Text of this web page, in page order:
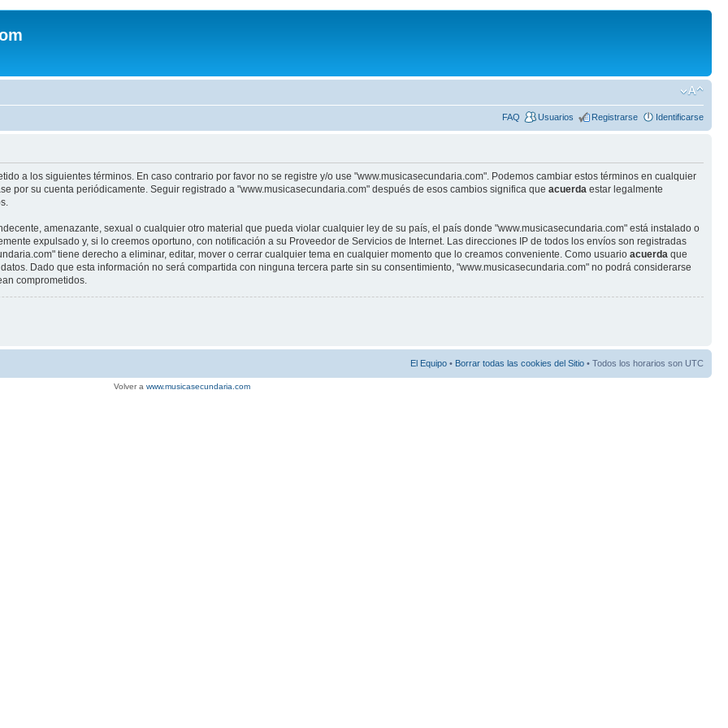
FAQ Usuarios Registrarse Identificarse
a los siguientes términos. En caso contrario por favor no se registre y/o use "www.musicasecundaria.com". Podemos cambiar estos términos en cualquier
por su cuenta periódicamente. Seguir registrado a "www.musicasecundaria.com" después de esos cambios significa que acuerda estar legalmente
amenazante, sexual o cualquier otro material que pueda violar cualquier ley de su país, el país donde "www.musicasecundaria.com" está instalado o
expulsado y, si lo creemos oportuno, con notificación a su Proveedor de Servicios de Internet. Las direcciones IP de todos los envíos son registradas
tiene derecho a eliminar, editar, mover o cerrar cualquier tema en cualquier momento que lo creamos conveniente. Como usuario acuerda que
Dado que esta información no será compartida con ninguna tercera parte sin su consentimiento, "www.musicasecundaria.com" no podrá considerarse
comprometidos.
El Equipo • Borrar todas las cookies del Sitio • Todos los horarios son UTC
Volver a www.musicasecundaria.com